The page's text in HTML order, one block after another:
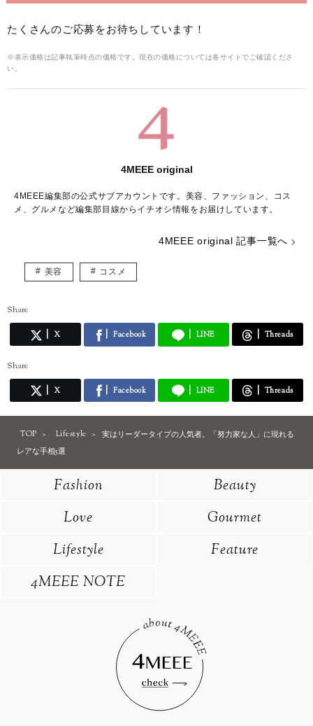
たくさんのご応募をお待ちしています！
※表示価格は記事執筆時点の価格です。現在の価格については各サイトでご確認くださ
い。
4MEEE original
4MEEE編集部の公式サブアカウントです。美容、ファッション、コス
メ、グルメなど編集部目線からイチオシ情報をお届けしています。
4MEEE original 記事一覧へ
美容 コスメ
Share
X Facebook LINE Threads
Share
X Facebook LINE Threads
TOP Lifestyle
実はリーダータイプの人気者。「努力家な人」に現れる
レアな手相5選
Fashion
Beauty
Love
Gourmet
Lifestyle
Feature
4MEEE NOTE